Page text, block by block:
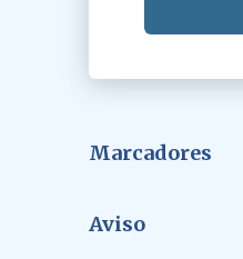
Marcadores
Aviso